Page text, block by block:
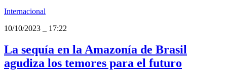
Internacional
10/10/2023
17:22
La sequía en la Amazonía de Brasil
agudiza los temores para el futuro